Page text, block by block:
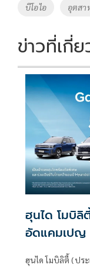
บีโอไอ อุตสา
ข่าวที่เกี่
ฮุนได โมบิลิ
อัดแคมเปญ
On” ส่วน
ฮุนได โมบิลิตี้ (ปร